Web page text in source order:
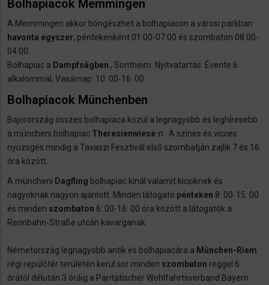
Bolhapiacok Memmingen
A Memmingen akkor böngészhet a bolhapiacon a városi parkban
havonta egyszer, péntekenként 01:00-07:00 és szombaton 08:00-
04:00.
Bolhapiac a Dampfsägben , Sontheim. Nyitvatartás: Évente 6
alkalommal, Vasárnap: 10: 00-16: 00.
Bolhapiacok Münchenben
Bajorország összes bolhapiaca közül a legnagyobb és leghíresebb
a müncheni bolhapiac Theresienwiese-n . A színes és vicces
nyüzsgés mindig a Tavaszi Fesztivál első szombatján zajlik 7 és 16
óra között.
A müncheni Dagfling bolhapiac kínál valamit kicsiknek és
nagyoknak nagyon ajánlott. Minden látogató pénteken 8: 00-15: 00
és minden szombaton 6: 00-16: 00 óra között a látogatók a
Rennbahn-Straße utcán kavarganak.
Németország legnagyobb antik és bolhapiacára a München-Riem
régi repülőtér területén kerül sor minden szombaton reggel 6
órától délután 3 óráig a Paritätischer Wohlfahrtsverband Bayern